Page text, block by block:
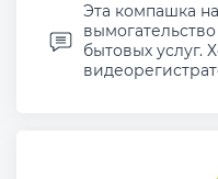
Эта компашка
бытовых услуг.